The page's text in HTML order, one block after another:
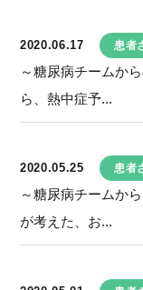
2020.06.17 患者
～糖尿病チームか
ら、熱中症予...
2020.05.25 患者
～糖尿病チームか
が考えた、お...